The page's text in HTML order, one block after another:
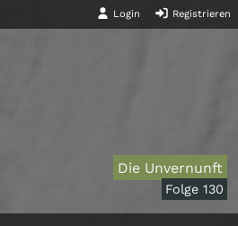
Login Registrieren
Die Unvernunft
Folge 130